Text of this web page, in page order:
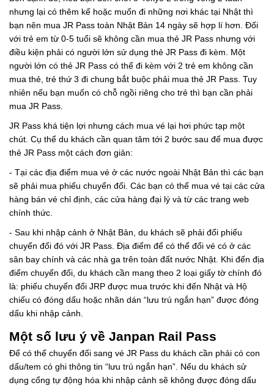
nhưng lại có thêm kế hoặc muốn đi những nơi khác tại Nhật thì
bạn nên mua JR Pass toàn Nhật Bản 14 ngày sẽ hợp lí hơn. Đối
với trẻ em từ 0-5 tuổi sẽ không cần mua thẻ JR Pass nhưng với
điều kiện phải có người lớn sử dụng thẻ JR Pass đi kèm. Một
người lớn có thẻ JR Pass có thể đi kèm với 2 trẻ em không cần
mua thẻ, trẻ thứ 3 đi chung bắt buộc phải mua thẻ JR Pass. Tuy
nhiên nếu bạn muốn có chỗ ngồi riêng cho trẻ thì bạn cần phải
mua JR Pass.
JR Pass khá tiện lợi nhưng cách mua vé lại hơi phức tạp một
chút. Cụ thể du khách cần quan tâm tới 2 bước sau để mua được
thẻ JR Pass một cách đơn giản:
- Tại các địa điểm mua vé ở các nước ngoài Nhật Bản thì các bạn
sẽ phải mua phiếu chuyển đổi. Các bạn có thể mua vé tại các cửa
hàng bán vé chỉ định, các cửa hàng đại lý và từ các trang web
chính thức.
- Sau khi nhập cảnh ở Nhật Bản, du khách sẽ phải đổi phiếu
chuyển đổi đó với JR Pass. Địa điểm để có thể đổi vé có ở các
sân bay chính và các nhà ga trên toàn đất nước Nhật. Khi đến địa
điểm chuyển đổi, du khách cần mang theo 2 loại giấy tờ chính đó
là: phiếu chuyển đổi JRP được mua trước khi đến Nhật và Hộ
chiếu có đóng dấu hoặc nhãn dán “lưu trú ngắn hạn” được đóng
dấu khi nhập cảnh.
Một số lưu ý về Janpan Rail Pass
Để có thể chuyển đổi sang vé JR Pass du khách cần phải có con
dấu/tem có ghi thông tin “lưu trú ngắn hạn”. Nếu du khách sử
dụng cổng tự động hóa khi nhập cảnh sẽ không được đóng dấu